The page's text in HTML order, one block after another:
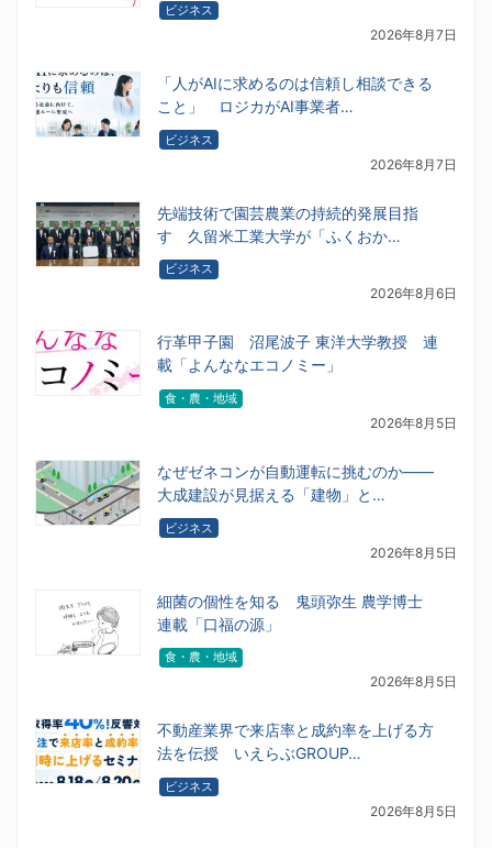
ビジネス
2026年8月7日
「人がAIに求めるのは信頼し相談できる
こと」 ロジカがAI事業者…
ビジネス
2026年8月7日
先端技術で園芸農業の持続的発展目指
す 久留米工業大学が「ふくおか…
ビジネス
2026年8月6日
行革甲子園 沼尾波子 東洋大学教授 連
載「よんななエコノミー」
食・農・地域
2026年8月5日
なぜゼネコンが自動運転に挑むのか――
大成建設が見据える「建物」と…
ビジネス
2026年8月5日
細菌の個性を知る 鬼頭弥生 農学博士
連載「口福の源」
食・農・地域
2026年8月5日
不動産業界で来店率と成約率を上げる方
法を伝授 いえらぶGROUP…
ビジネス
2026年8月5日